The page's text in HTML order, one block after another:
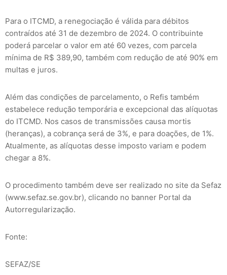
Para o ITCMD, a renegociação é válida para débitos
contraídos até 31 de dezembro de 2024. O contribuinte
poderá parcelar o valor em até 60 vezes, com parcela
mínima de R$ 389,90, também com redução de até 90% em
multas e juros.
Além das condições de parcelamento, o Refis também
estabelece redução temporária e excepcional das alíquotas
do ITCMD. Nos casos de transmissões causa mortis
(heranças), a cobrança será de 3%, e para doações, de 1%.
Atualmente, as alíquotas desse imposto variam e podem
chegar a 8%.
O procedimento também deve ser realizado no site da Sefaz
(www.sefaz.se.gov.br), clicando no banner Portal da
Autorregularização.
Fonte:
SEFAZ/SE